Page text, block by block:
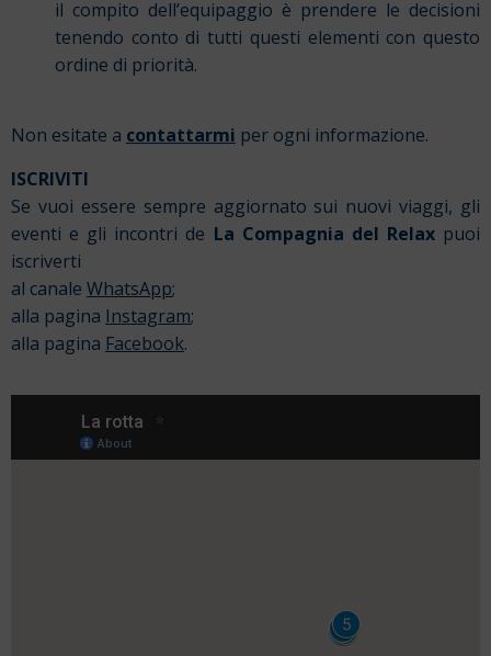
il compito dell’equipaggio è prendere le decisioni
tenendo conto di tutti questi elementi con questo
ordine di priorità.
Non esitate a contattarmi per ogni informazione.
ISCRIVITI
Se vuoi essere sempre aggiornato sui nuovi viaggi, gli
eventi e gli incontri de La Compagnia del Relax puoi
iscriverti
al canale WhatsApp;
alla pagina Instagram;
alla pagina Facebook.